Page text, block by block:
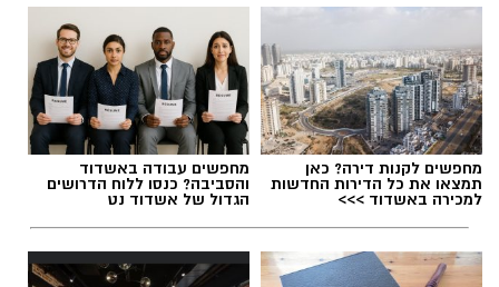
במכבי יבנה מציינים כי מעבר ליכולותיו המקצועיות,
תירם מביא עמו ניסיון רב, מנהיגות, מחויבות ומוסר
עבודה גבוה – תכונות שלדברי המועדון צפויות
לחזק הן את חוליית ההגנה והן את חדר ההלבשה.
במועדון הוסיפו כי כבר במהלך המגעים עם הבלם
התרשמו מהרצון הגדול שלו להצליח ומהמחויבות
שלו להיות חלק משמעותי מהדרך של הקבוצה,
והגדירו את צירופו כהחתמה של "אישיות ומנהיג"
תגים:רון בן ישי
מחפשים לקנות דירה? כאן
תמצאו את כל הדירות החדשות
למכירה באשדוד >>>
מחפשים עבודה באשדוד
והסביבה? כנסו ללוח הדרושים
הגדול של אשדוד נט